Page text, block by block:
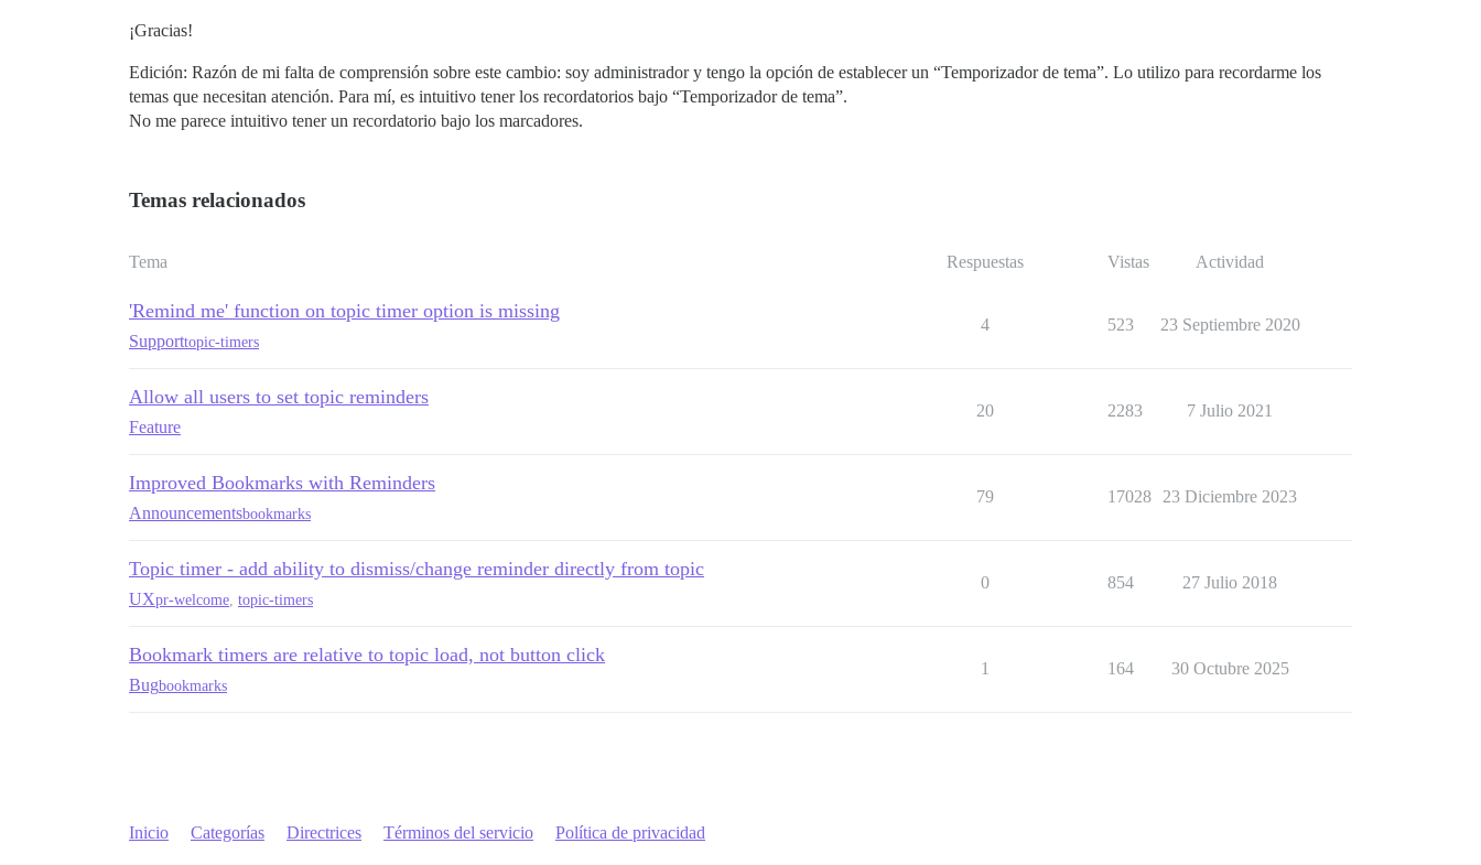
¡Gracias!
Edición: Razón de mi falta de comprensión sobre este cambio: soy administrador y tengo la opción de establecer un “Temporizador de tema”. Lo utilizo para recordarme los
temas que necesitan atención. Para mí, es intuitivo tener los recordatorios bajo “Temporizador de tema”.
No me parece intuitivo tener un recordatorio bajo los marcadores.
Temas relacionados
Tema Respuestas Vistas Actividad
'Remind me' function on topic timer option is missing
Supporttopic-timers
4 523 23 Septiembre 2020
Allow all users to set topic reminders
Feature
20 2283 7 Julio 2021
Improved Bookmarks with Reminders
Announcementsbookmarks
79 17028 23 Diciembre 2023
Topic timer - add ability to dismiss/change reminder directly from topic
UXpr-welcome topic-timers
0 854 27 Julio 2018
Bookmark timers are relative to topic load, not button click
Bugbookmarks
1 164 30 Octubre 2025
Inicio Categorías Directrices Términos del servicio Política de privacidad